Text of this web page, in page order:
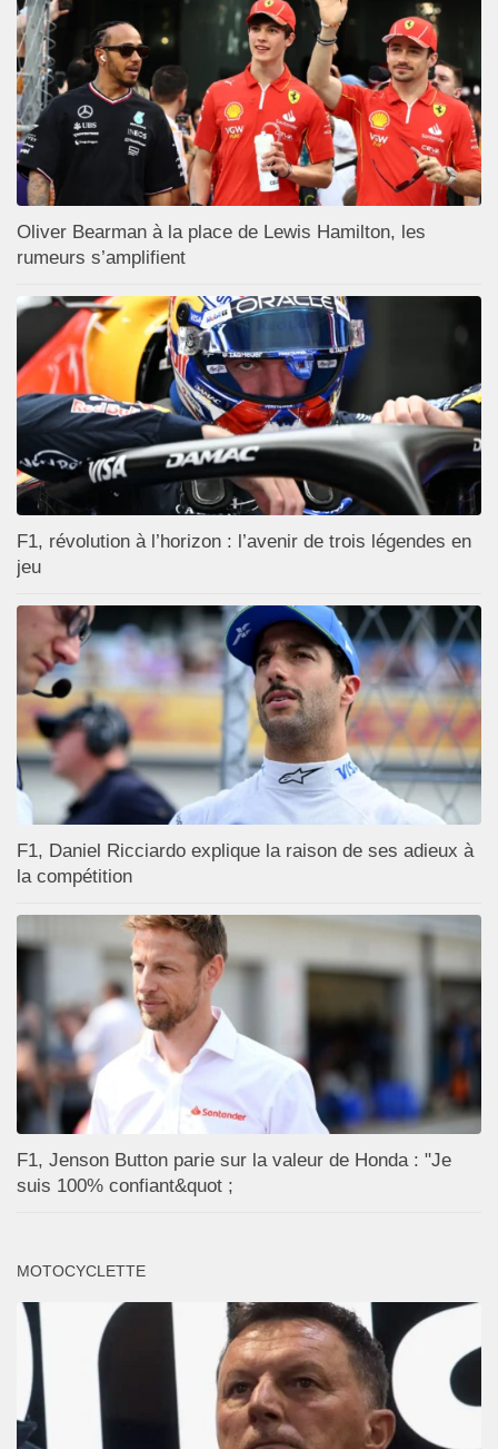
Oliver Bearman à la place de Lewis Hamilton, les
rumeurs s’amplifient
F1, révolution à l’horizon : l’avenir de trois légendes en
jeu
F1, Daniel Ricciardo explique la raison de ses adieux à
la compétition
F1, Jenson Button parie sur la valeur de Honda : "Je
suis 100% confiant&quot ;
MOTOCYCLETTE